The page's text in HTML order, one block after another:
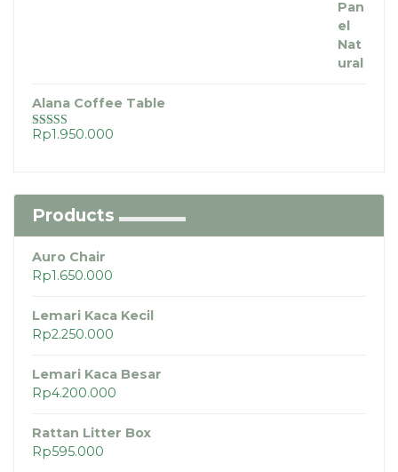
Alana Coffee Table
Dinilai5.00
Rp1.950.000
Products
Auro Chair
Rp1.650.000
Lemari Kaca Kecil
Rp2.250.000
Lemari Kaca Besar
Rp4.200.000
Rattan Litter Box
Rp595.000